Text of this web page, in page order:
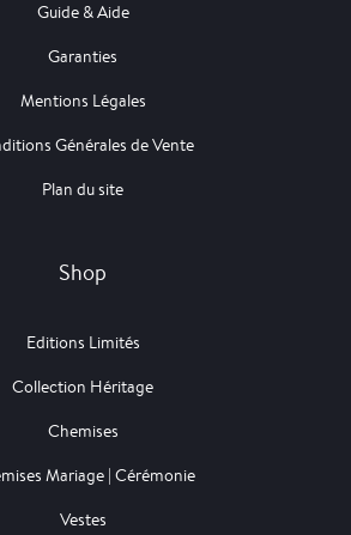
Guide & Aide
Garanties
Mentions Légales
Générales de Vente
Plan du site
Shop
Editions Limités
Collection Héritage
Chemises
Mariage | Cérémonie
Vestes